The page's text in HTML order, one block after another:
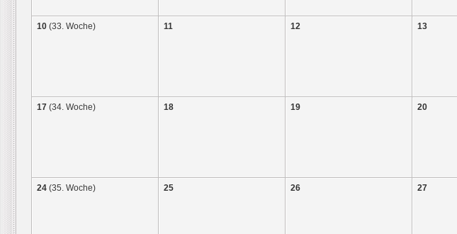
10 (33. Woche) 11 12 13
17 (34. Woche) 18 19 20
24 (35. Woche) 25 26 27